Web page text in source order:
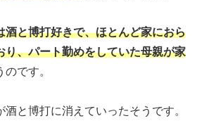
酒と博打好きで、ほとんど家におら
り、パート勤めをしていた母親が家
のです。
と博打に消えていったそうです。